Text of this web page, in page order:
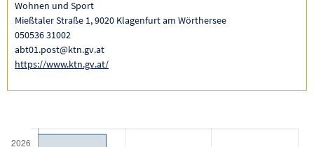
Wohnen und Sport
Mießtaler Straße 1, 9020 Klagenfurt am Wörthersee
050536 31002
abt01.post@ktn.gv.at
https://www.ktn.gv.at/